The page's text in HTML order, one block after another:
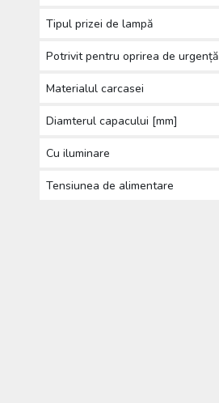
Tipul prizei de lampă
Potrivit pentru oprirea de urgență
Materialul carcasei
Diamterul capacului [mm]
Cu iluminare
Tensiunea de alimentare